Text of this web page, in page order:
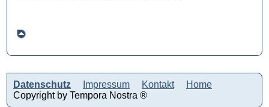
Datenschutz Impressum Kontakt
Home
Copyright by Tempora Nostra ®